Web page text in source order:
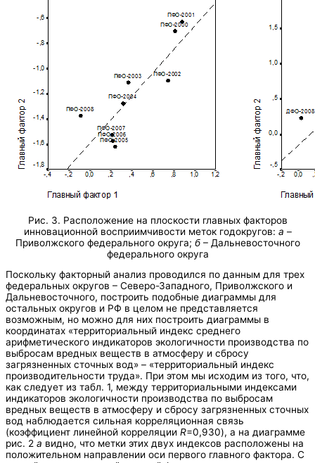
Рис. 3. Расположение на плоскости главных факторов
инновационной восприимчивости меток годокругов: а –
Приволжского федерального округа; б– Дальневосточного
федерального округа
Поскольку факторный анализ проводился по данным для трех
федеральных округов – Северо-Западного, Приволжского и
Дальневосточного, построить подобные диаграммы для
остальных округов и РФ в целом не представляется
возможным, но можно для них построить диаграммы в
координатах «территориальный индекс среднего
арифметического индикаторов экологичности производства по
выбросам вредных веществ в атмосферу и сбросу
загрязненных сточных вод» – «территориальный индекс
производительности труда». При этом мы исходим из того, что,
как следует из табл. 1, между территориальными индексами
индикаторов экологичности производства по выбросам
вредных веществ в атмосферу и сбросу загрязненных сточных
вод наблюдается сильная корреляционная связь
(коэффициент линейной корреляции R=0,930), а на диаграмме
рис. 2 а видно, что метки этих двух индексов расположены на
положительном направлении оси первого главного фактора. С